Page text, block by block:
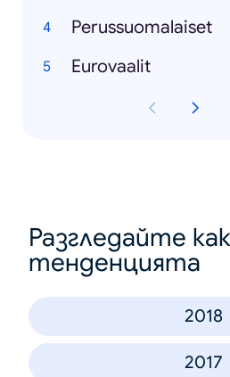
Perussuomalaiset
Eurovaalit
Разгледайте
тенденцията
2018
2017